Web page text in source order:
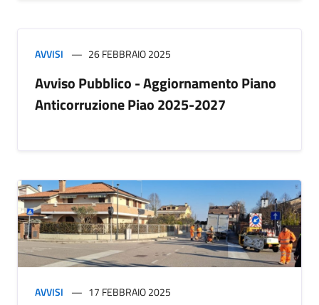
AVVISI 26 FEBBRAIO 2025
Avviso Pubblico - Aggiornamento Piano
Anticorruzione Piao 2025-2027
AVVISI 17 FEBBRAIO 2025